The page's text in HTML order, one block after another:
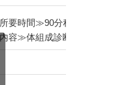
要時間≫90分程度
容≫体組成診断、シミュレー